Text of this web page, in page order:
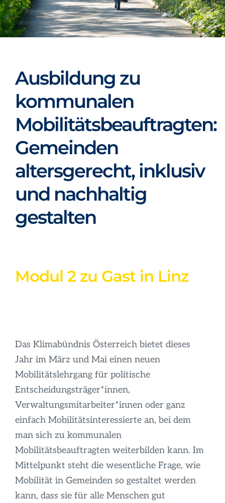
Infos
Projekte
Förderungen
Infos
Ausbildung zu
kommunalen
Mobilitätsbeauftragten:
Gemeinden
altersgerecht, inklusiv
und nachhaltig
gestalten
Modul 2 zu Gast in Linz
Das Klimabündnis Österreich bietet dieses
Jahr im März und Mai einen neuen
Mobilitätslehrgang für politische
Entscheidungsträger*innen,
Verwaltungsmitarbeiter*innen oder ganz
einfach Mobilitätsinteressierte an, bei dem
man sich zu kommunalen
Mobilitätsbeauftragten weiterbilden kann. Im
Mittelpunkt steht die wesentliche Frage, wie
Mobilität in Gemeinden so gestaltet werden
kann, dass sie für alle Menschen gut